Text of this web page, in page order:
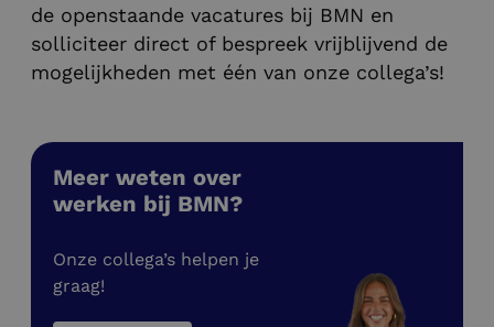
de openstaande vacatures bij BMN en
solliciteer direct of bespreek vrijblijvend de
mogelijkheden met één van onze collega’s!
Meer weten over
werken bij BMN?
Onze collega’s helpen je
graag!